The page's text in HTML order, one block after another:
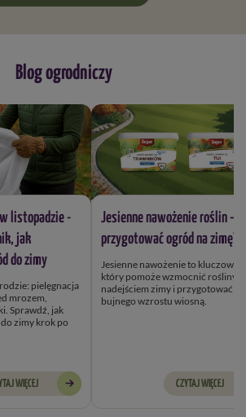
Blog ogrodniczy
listopadzie -
jak
do zimy
pielęgnacja
Sprawdź, jak
po
WIĘCEJ
Jesienne nawożenie roślin –
przygotować ogród na zimę?
Jesienne nawożenie to kluczowy
który pomoże wzmocnić rośliny przed
nadejściem zimy i przygotować je
bujnego wzrostu wiosną.
CZYTAJ WIĘCEJ